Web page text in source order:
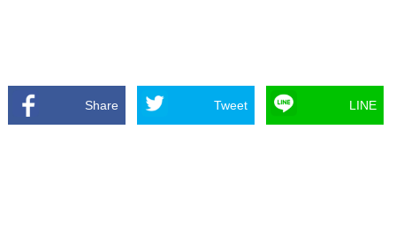
Share Tweet LINE